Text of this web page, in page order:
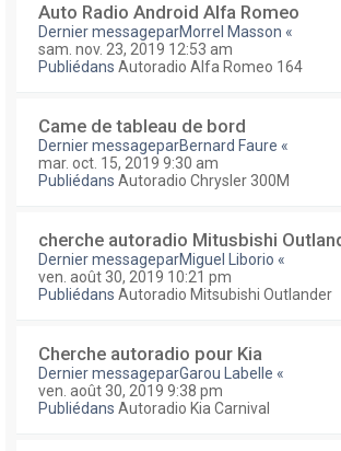
Auto Radio Android Alfa Romeo
Dernier messageparMorrel Masson «
sam. nov. 23, 2019 12:53 am
Publiédans Autoradio Alfa Romeo 164
Came de tableau de bord
Dernier messageparBernard Faure «
mar. oct. 15, 2019 9:30 am
Publiédans Autoradio Chrysler 300M
cherche autoradio Mitusbishi
Dernier messageparMiguel Liborio «
ven. août 30, 2019 10:21 pm
Publiédans Autoradio Mitsubishi Outlander
Cherche autoradio pour Kia
Dernier messageparGarou Labelle «
ven. août 30, 2019 9:38 pm
Publiédans Autoradio Kia Carnival